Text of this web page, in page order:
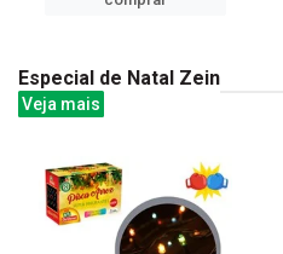
Especial de Natal Zein
Veja mais